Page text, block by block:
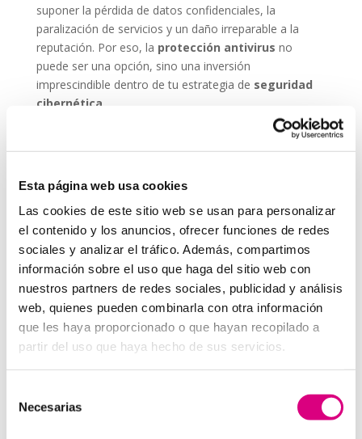
Esta página web usa cookies
Las cookies de este sitio web se usan para personalizar
el contenido y los anuncios, ofrecer funciones de redes
sociales y analizar el tráfico. Además, compartimos
información sobre el uso que haga del sitio web con
nuestros partners de redes sociales, publicidad y análisis
web, quienes pueden combinarla con otra información
que les haya proporcionado o que hayan recopilado a
partir del uso que haya hecho de sus servicios.
Necesarias
suponer la pérdida de datos confidenciales, la
paralización de servicios y un daño irreparable a la
reputación. Por eso, la protección antivirus no
puede ser una opción, sino una inversión
imprescindible dentro de tu estrategia de seguridad
cibernética
ESET NOD 32 ofrece versiones adaptadas para
entornos empresariales, con consolas de
este modo, puedes garantizar que todos los
dispositivos de tu red estén seguros, actualizados y
libres de amenazas.
Grupo-System, ¿Quiénes somos?
EnSystem Network Communication, con más de
15 años de experiencia, disponemos de un equipo de
profesionales especializados para cada área de
negocio.Telefonía Virtual, Antivirus y Seguridad,
Marketing 2.0, Obras y Proyecto e International
Puedes contactar con nosotros en el
900 800 806o a